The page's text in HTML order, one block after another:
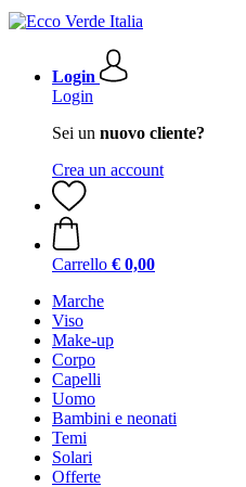
Login
Login
Sei un nuovo cliente?
Crea un account
Carrello € 0,00
Marche
Viso
Make-up
Corpo
Capelli
Uomo
Bambini e neonati
Temi
Solari
Offerte